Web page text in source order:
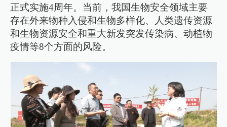
正式实施4周年。当前，我国生物安全领域主要
存在外来物种入侵和生物多样化、人类遗传资源
和生物资源安全和重大新发突发传染病、动植物
疫情等8个方面的风险。